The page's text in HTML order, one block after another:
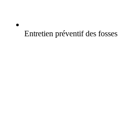
Entretien préventif des fosses